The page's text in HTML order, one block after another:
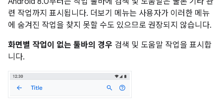
련 작업까지 표시됩니다. 더보기 메뉴는 사용자가 이러한 메뉴
에 숨겨진 작업을 찾지 못할 수도 있으므로 권장되지 않습니다.
화면별 작업이 없는 툴바의 경우 검색 및 도움말 작업을 표시합
니다.